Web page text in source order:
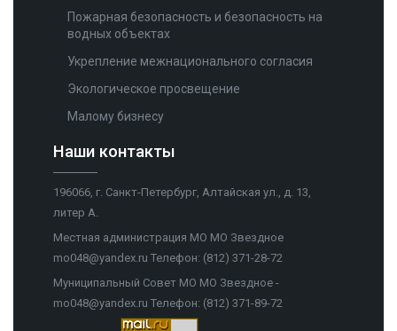
Пожарная безопасность и безопасность на
водных объектах
Укрепление межнационального согласия
Экологическое просвещение
Малому бизнесу
Наши контакты
196066, г. Санкт-Петербург, Алтайская ул., д. 13,
литер А.
Местная администрация МО МО Звездное
mo048@yandex.ru Телефон: (812) 371-28-72
Муниципальный Совет МО МО Звездное -
mo048@yandex.ru Телефон: (812) 371-89-72